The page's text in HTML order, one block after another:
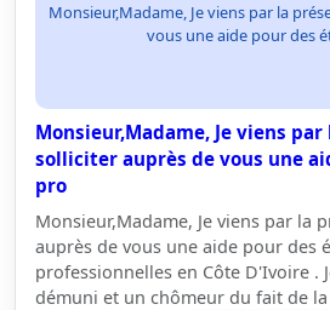
Monsieur,Madame, Je viens par la
vous une aide pour des
Monsieur,Madame, Je viens
solliciter auprès de vous une
pro
Monsieur,Madame, Je viens par la
auprès de vous une aide pour des
professionnelles en Côte D'Ivoire .
démuni et un chômeur du fait de